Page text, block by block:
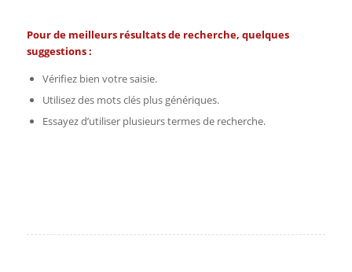
Pour de meilleurs résultats de recherche, quelques
suggestions :
Vérifiez bien votre saisie.
Utilisez des mots clés plus génériques.
Essayez d’utiliser plusieurs termes de recherche.